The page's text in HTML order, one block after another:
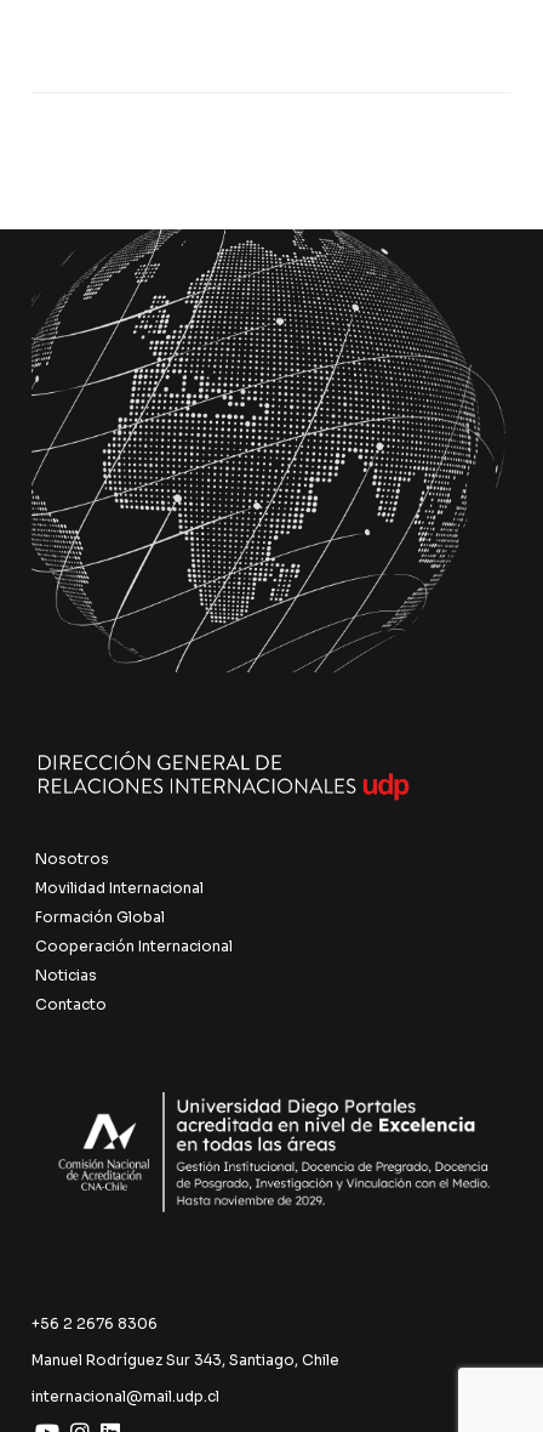
Nosotros
Movilidad Internacional
Formación Global
Cooperación Internacional
Noticias
Contacto
+56 2 2676 8306
Manuel Rodríguez Sur 343, Santiago, Chile
internacional@mail.udp.cl